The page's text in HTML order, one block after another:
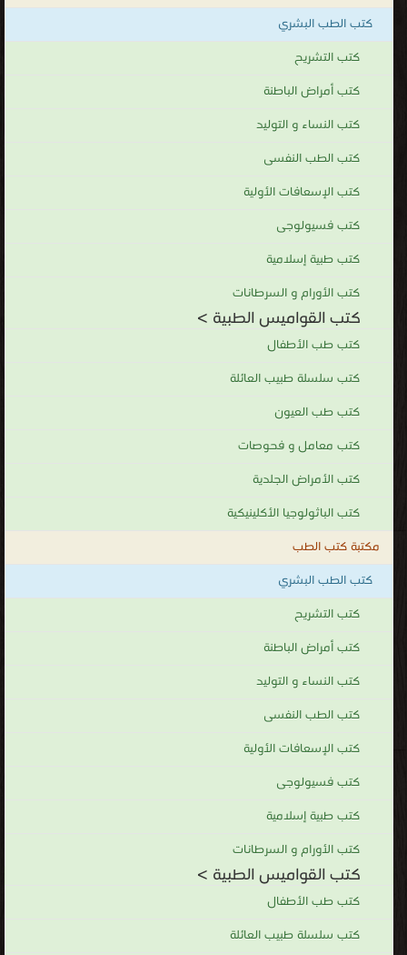
كتب الطب البشري
كتب التشريح
كتب أمراض الباطنة
كتب النساء و التوليد
كتب الطب النفسى
كتب الإسعافات الأولية
كتب فسيولوجى
كتب طبية إسلامية
كتب الأورام و السرطانات
كتب القواميس الطبية >
كتب طب الأطفال
كتب سلسلة طبيب العائلة
كتب طب العيون
كتب معامل و فحوصات
كتب الأمراض الجلدية
كتب الباثولوجيا الأكلينيكية
مكتبة كتب الطب
كتب الطب البشري
كتب التشريح
كتب أمراض الباطنة
كتب النساء و التوليد
كتب الطب النفسى
كتب الإسعافات الأولية
كتب فسيولوجى
كتب طبية إسلامية
كتب الأورام و السرطانات
كتب القواميس الطبية >
كتب طب الأطفال
كتب سلسلة طبيب العائلة